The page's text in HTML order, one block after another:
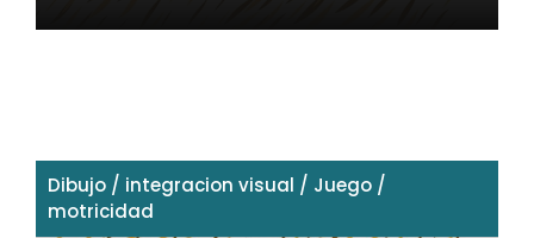
Dibujo / integracion visual / Juego /
motricidad